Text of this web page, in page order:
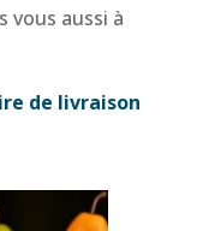
vous aussi à
de livraison